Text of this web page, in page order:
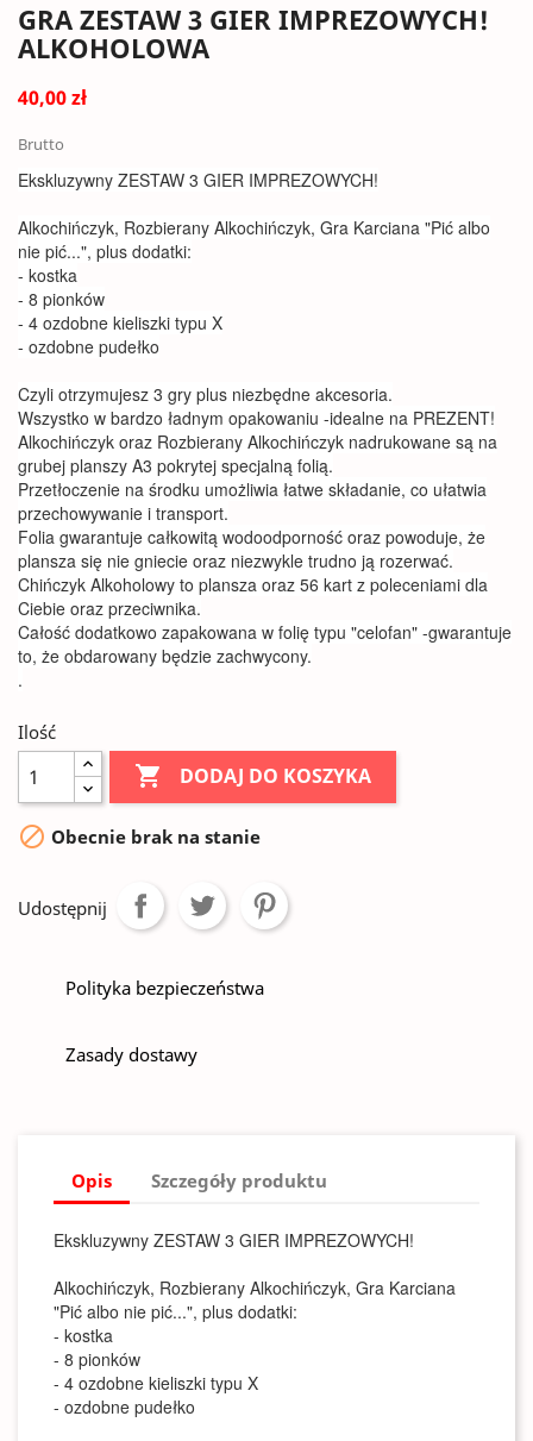
GRA ZESTAW 3 GIER IMPREZOWYCH!
ALKOHOLOWA
40,00 zł
Brutto
Ekskluzywny ZESTAW 3 GIER IMPREZOWYCH!
Alkochińczyk, Rozbierany Alkochińczyk, Gra Karciana "Pić albo
nie pić...", plus dodatki:
- kostka
- 8 pionków
- 4 ozdobne kieliszki typu X
- ozdobne pudełko
Czyli otrzymujesz 3 gry plus niezbędne akcesoria.
Wszystko w bardzo ładnym opakowaniu -idealne na PREZENT!
Alkochińczyk oraz Rozbierany Alkochińczyk nadrukowane są na
grubej planszy A3 pokrytej specjalną folią.
Przetłoczenie na środku umożliwia łatwe składanie, co ułatwia
przechowywanie i transport.
Folia gwarantuje całkowitą wodoodporność oraz powoduje, że
plansza się nie gniecie oraz niezwykle trudno ją rozerwać.
Chińczyk Alkoholowy to plansza oraz 56 kart z poleceniami dla
Ciebie oraz przeciwnika.
Całość dodatkowo zapakowana w folię typu "celofan" -gwarantuje
to, że obdarowany będzie zachwycony.
.
Ilość
 DODAJ DO KOSZYKA
 Obecnie brak na stanie
Udostępnij
Polityka bezpieczeństwa
Zasady dostawy
Opis Szczegóły produktu
Ekskluzywny ZESTAW 3 GIER IMPREZOWYCH!
Alkochińczyk, Rozbierany Alkochińczyk, Gra Karciana
"Pić albo nie pić...", plus dodatki:
- kostka
- 8 pionków
- 4 ozdobne kieliszki typu X
- ozdobne pudełko